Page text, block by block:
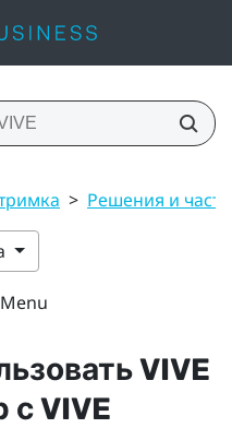
> Решения и
VIVE
сVIVE